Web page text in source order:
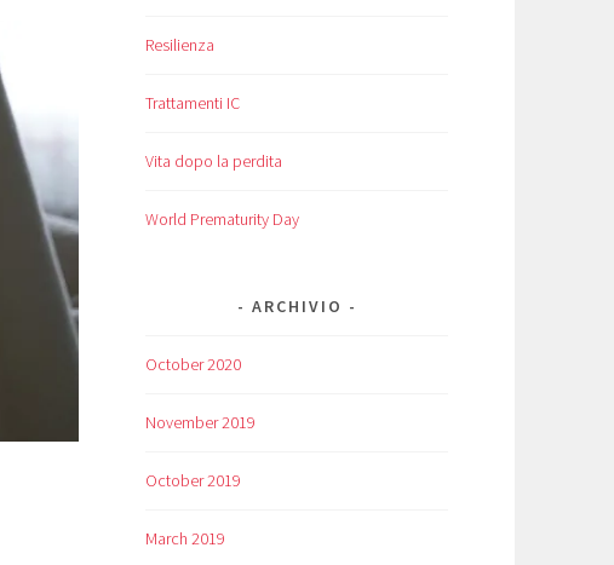
Resilienza
Trattamenti IC
Vita dopo la perdita
World Prematurity Day
ARCHIVIO
October 2020
November 2019
October 2019
March 2019